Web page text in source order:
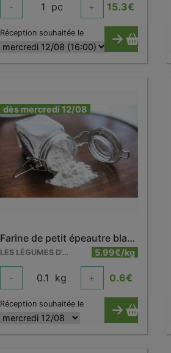
- 1 pc + 15.3€
Réception souhaitée le
dès mercredi 12/08
Farine de petit épeautre blanc
LES LÉGUMES D'ANTAN - VELAINES 5.99€/kg
- 0.1 kg + 0.6€
Réception souhaitée le